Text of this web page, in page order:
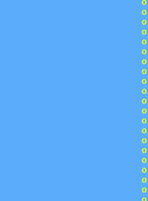
o
o
o
o
o
o
o
o
o
o
o
o
o
o
o
o
o
o
o